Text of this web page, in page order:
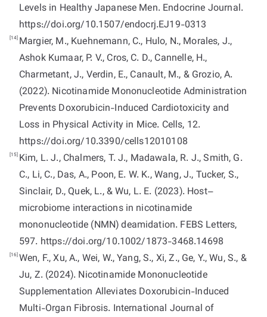
Levels in Healthy Japanese Men. Endocrine Journal.
https://doi.org/10.1507/endocrj.EJ19-0313
[14] Margier, M., Kuehnemann, C., Hulo, N., Morales, J.,
Ashok Kumaar, P. V., Cros, C. D., Cannelle, H.,
Charmetant, J., Verdin, E., Canault, M., & Grozio, A.
(2022). Nicotinamide Mononucleotide Administration
Prevents Doxorubicin-Induced Cardiotoxicity and
Loss in Physical Activity in Mice. Cells, 12.
https://doi.org/10.3390/cells12010108
[15] Kim, L. J., Chalmers, T. J., Madawala, R. J., Smith, G.
C., Li, C., Das, A., Poon, E. W. K., Wang, J., Tucker, S.,
Sinclair, D., Quek, L., & Wu, L. E. (2023). Host–
microbiome interactions in nicotinamide
mononucleotide (NMN) deamidation. FEBS Letters,
597. https://doi.org/10.1002/1873-3468.14698
[16]Wen, F., Xu, A., Wei, W., Yang, S., Xi, Z., Ge, Y., Wu, S., &
Ju, Z. (2024). Nicotinamide Mononucleotide
Supplementation Alleviates Doxorubicin-Induced
Multi-Organ Fibrosis. International Journal of